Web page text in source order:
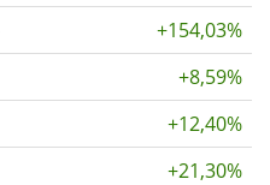
+154,03%
+8,59%
+12,40%
+21,30%